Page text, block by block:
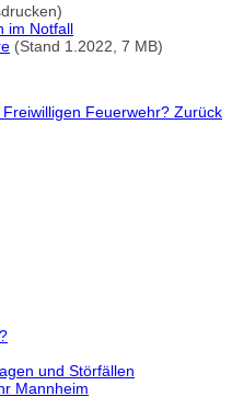
im Notfall
(Stand 1.2022, 7 MB)
Feuerwehr? Zurück
und Störfällen
Mannheim